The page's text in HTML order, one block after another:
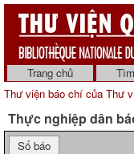
Trang chủ
Thư viện báo chí của Thư
Thực nghiệp dân
Số báo